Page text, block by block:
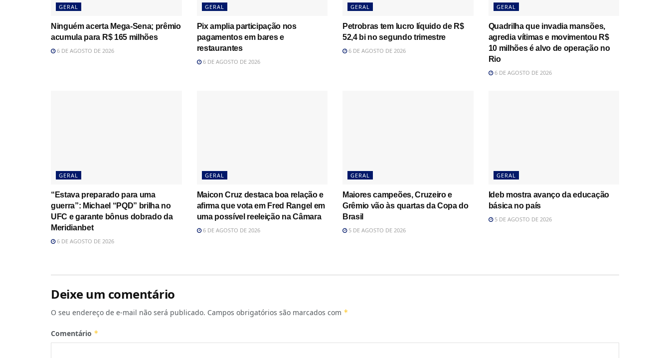
GERAL
Ninguém acerta Mega-Sena; prêmio
acumula para R$ 165 milhões
6 DE AGOSTO DE 2026
GERAL
Pix amplia participação nos
pagamentos em bares e
restaurantes
6 DE AGOSTO DE 2026
GERAL
Petrobras tem lucro líquido de R$
52,4 bi no segundo trimestre
6 DE AGOSTO DE 2026
GERAL
Quadrilha que invadia mansões,
agredia vítimas e movimentou R$
10 milhões é alvo de operação no
Rio
6 DE AGOSTO DE 2026
GERAL
“Estava preparado para uma
guerra”: Michael “PQD” brilha no
UFC e garante bônus dobrado da
Meridianbet
6 DE AGOSTO DE 2026
GERAL
Maicon Cruz destaca boa relação e
afirma que vota em Fred Rangel em
uma possível reeleição na Câmara
6 DE AGOSTO DE 2026
GERAL
Maiores campeões, Cruzeiro e
Grêmio vão às quartas da Copa do
Brasil
5 DE AGOSTO DE 2026
GERAL
Ideb mostra avanço da educação
básica no país
5 DE AGOSTO DE 2026
Deixe um comentário
O seu endereço de e-mail não será publicado. Campos obrigatórios são marcados com *
Comentário *